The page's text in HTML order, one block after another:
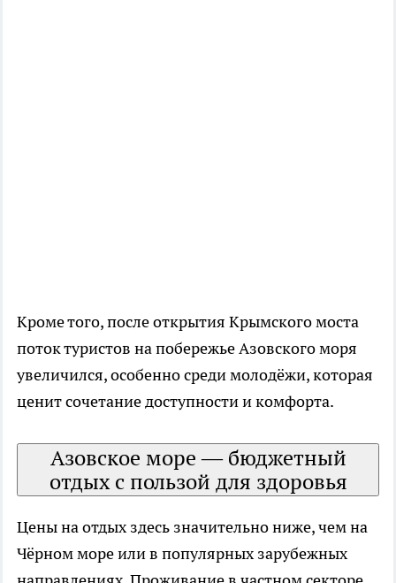
Кроме того, после открытия Крымского моста
поток туристов на побережье Азовского моря
увеличился, особенно среди молодёжи, которая
ценит сочетание доступности и комфорта.
Азовское море — бюджетный
отдых с пользой для здоровья
Цены на отдых здесь значительно ниже, чем на
Чёрном море или в популярных зарубежных